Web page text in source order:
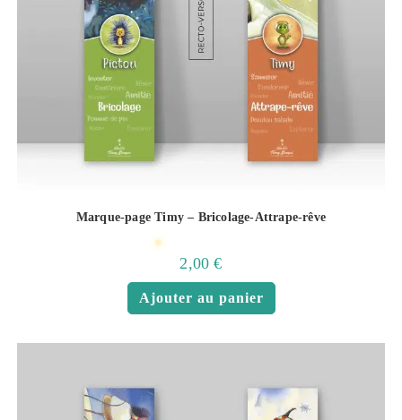
Marque-page Timy – Bricolage-Attrape-rêve
2,00€
Ajouter au panier